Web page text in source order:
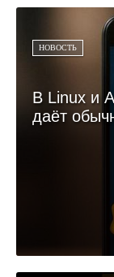
НОВОСТЬ
В Linux и
даёт